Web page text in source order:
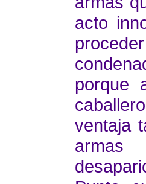
acto
porque
ventaja